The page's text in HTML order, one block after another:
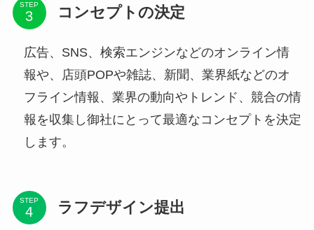
STEP コンセプトの決定
広告、SNS、検索エンジンなどのオンライン情
報や、店頭POPや雑誌、新聞、業界紙などのオ
フライン情報、業界の動向やトレンド、競合の情
報を収集し御社にとって最適なコンセプトを決定
します。
STEP ラフデザイン提出